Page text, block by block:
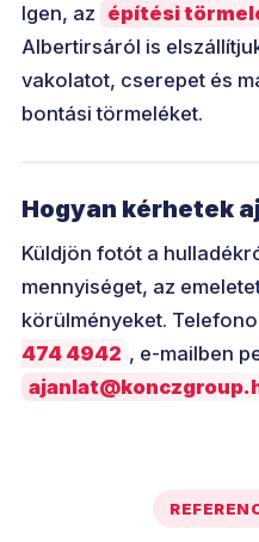
Igen, az építési
Albertirsáról is
vakolatot, cserepet és
bontási törmeléket.
Hogyan kérhetek
Küldjön fotót a
mennyiséget, az
körülményeket.
474 4942 , e-mailben